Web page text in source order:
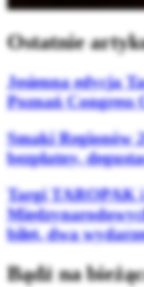
Ostatnie
Jesienna edycja
Poznań Congress
Smaki Regionów
bezpłatny,
Targi TAROPAK
bilet, dwa
Bądź na